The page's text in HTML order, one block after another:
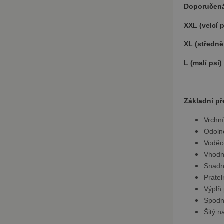
XXL (velcí
XL
L (malí psi)
Základní
Výplň
Šitý